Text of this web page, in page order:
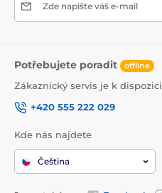
Zde napište váš e-mail
Potřebujete poradit offline
Zákaznický servis je k dispozici
+420 555 222 029
Kde nás najdete
Čeština